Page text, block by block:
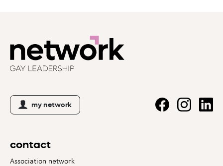
my network
contact
Association network